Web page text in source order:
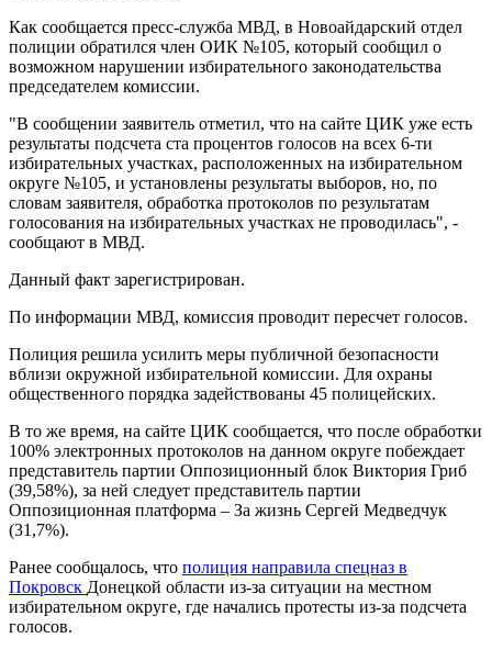
Как сообщается пресс-служба МВД, в Новоайдарский отдел
полиции обратился член ОИК №105, который сообщил о
возможном нарушении избирательного законодательства
председателем комиссии.
"В сообщении заявитель отметил, что на сайте ЦИК уже есть
результаты подсчета ста процентов голосов на всех 6-ти
избирательных участках, расположенных на избирательном
округе №105, и установлены результаты выборов, но, по
словам заявителя, обработка протоколов по результатам
голосования на избирательных участках не проводилась", -
сообщают в МВД.
Данный факт зарегистрирован.
По информации МВД, комиссия проводит пересчет голосов.
Полиция решила усилить меры публичной безопасности
вблизи окружной избирательной комиссии. Для охраны
общественного порядка задействованы 45 полицейских.
В то же время, на сайте ЦИК сообщается, что после обработки
100% электронных протоколов на данном округе побеждает
представитель партии Оппозиционный блок Виктория Гриб
(39,58%), за ней следует представитель партии
Оппозиционная платформа – За жизнь Сергей Медведчук
(31,7%).
Ранее сообщалось, что полиция направила спецназ в
Покровск Донецкой области из-за ситуации на местном
избирательном округе, где начались протесты из-за подсчета
голосов.